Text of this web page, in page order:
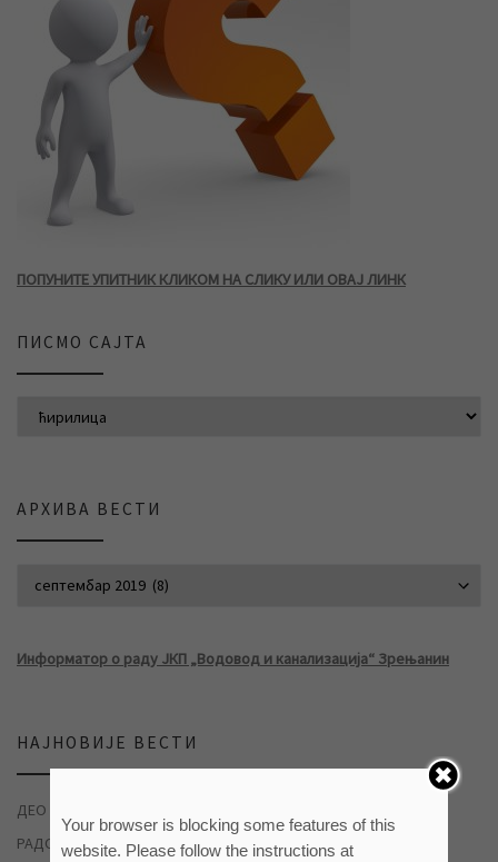
ПОПУНИТЕ УПИТНИК КЛИКОМ НА СЛИКУ ИЛИ ОВАЈ ЛИНК
ПИСМО САЈТА
АРХИВА ВЕСТИ
Информатор о раду ЈКП „Водовод и канализација“ Зрењанин
НАЈНОВИЈЕ ВЕСТИ
ДЕО НАСЕЉА ДУВАНИКА БЕЗ ВОДЕ
РАДОВИ НА САНАЦИЈИ ХАВАРИЈЕ У САВЕЗНИЧКОЈ УЛИЦИ
Your browser is blocking some features of this
website. Please follow the instructions at